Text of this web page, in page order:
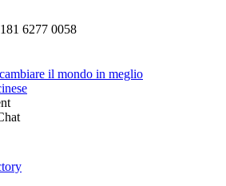
6277 0058
il mondo in meglio